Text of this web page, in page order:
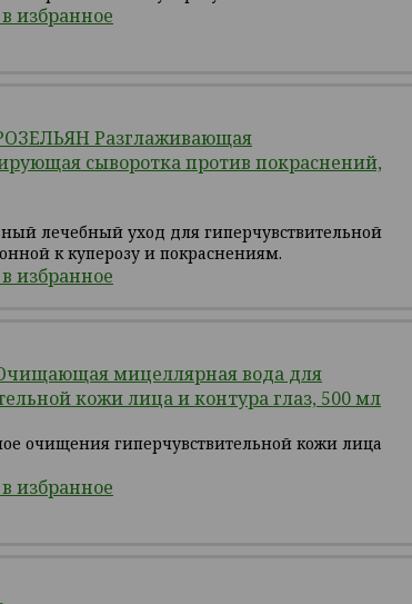
избранное
Разглаживающая
сыворотка против покраснений,
лечебный уход для гиперчувствительной
к куперозу и покраснениям.
избранное
мицеллярная вода для
кожи лица и контура глаз, 500 мл
очищения гиперчувствительной кожи лица
избранное